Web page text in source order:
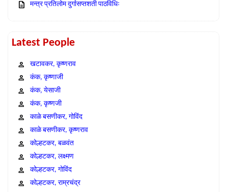
मन्त्र प्रतिलोम दुर्गासप्तशती पाठविधिः
Latest People
खटावकर, कृष्णराव
कंक, कृष्णाजी
कंक, येसाजी
कंक, कृष्णजी
काळे बसणीकर, गोविंद
काळे बसणीकर, कृष्णराव
कोल्हटकर, बळवंत
कोल्हटकर, लक्ष्मण
कोल्हटकर, गोविंद
कोल्हटकर, राम्रचंद्र